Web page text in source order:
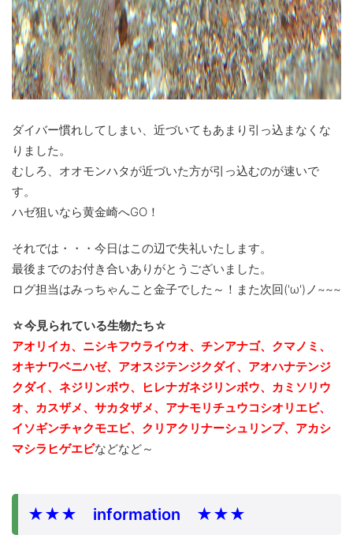
ダイバー慣れしてしまい、近づいてもあまり引っ込まなくな
りました。
むしろ、オオモンハタが近づいた方が引っ込むのが速いで
す。
ハゼ狙いなら黄金崎へGO！
それでは・・・今日はこの辺で失礼いたします。
最後までのお付き合いありがとうございました。
ログ担当はみっちゃんこと金子でした～！また次回('ω')ノ~~~
☆今見られている生物たち☆
アオリイカ、ニシキフウライウオ、チンアナゴ、クマノミ、
オキナワベニハゼ、アオスジテンジクダイ、アオハナテンジ
クダイ、ネジリンボウ、ヒレナガネジリンボウ、カミソリウ
オ、カスザメ、サカタザメ、アナモリチュウコシオリエビ、
イソギンチャクモエビ、クリアクリナーシュリンプ、アカシ
マシラヒゲエビなどなど～
★★★ information ★★★